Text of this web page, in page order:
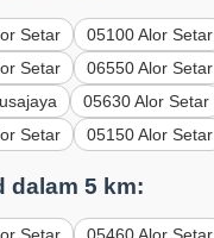
Setar
05100 Alor Setar
Setar
06550 Alor Setar
05630 Alor Setar
Setar
05150 Alor Setar
dalam 5 km:
Setar 05460 Alor Setar